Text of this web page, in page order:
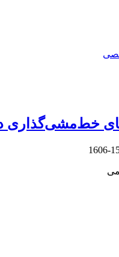
خط‌مشی‌گذاری